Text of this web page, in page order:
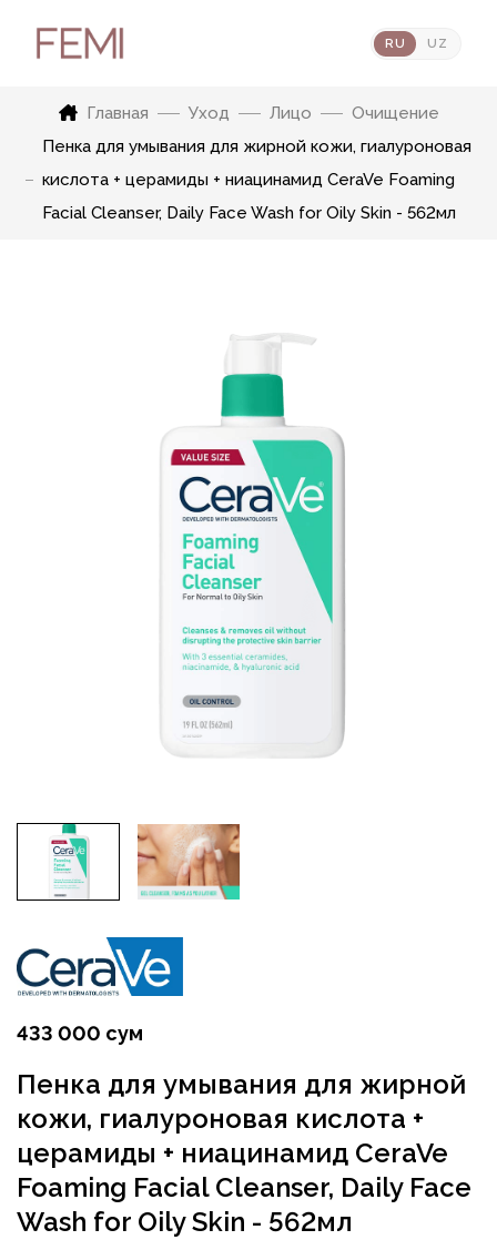
RU UZ
Главная Уход Лицо
Очищение
Пенка для умывания для жирной кожи, гиалуроновая
кислота + церамиды + ниацинамид CeraVe Foaming
Facial Cleanser, Daily Face Wash for Oily Skin - 562мл
433 000 сум
Пенка для умывания для жирной
кожи, гиалуроновая кислота +
церамиды + ниацинамид CeraVe
Foaming Facial Cleanser, Daily Face
Wash for Oily Skin - 562мл